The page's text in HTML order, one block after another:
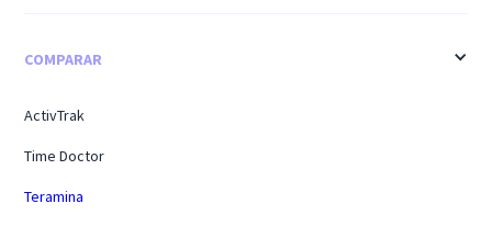
COMPARAR
ActivTrak
Time Doctor
Teramina